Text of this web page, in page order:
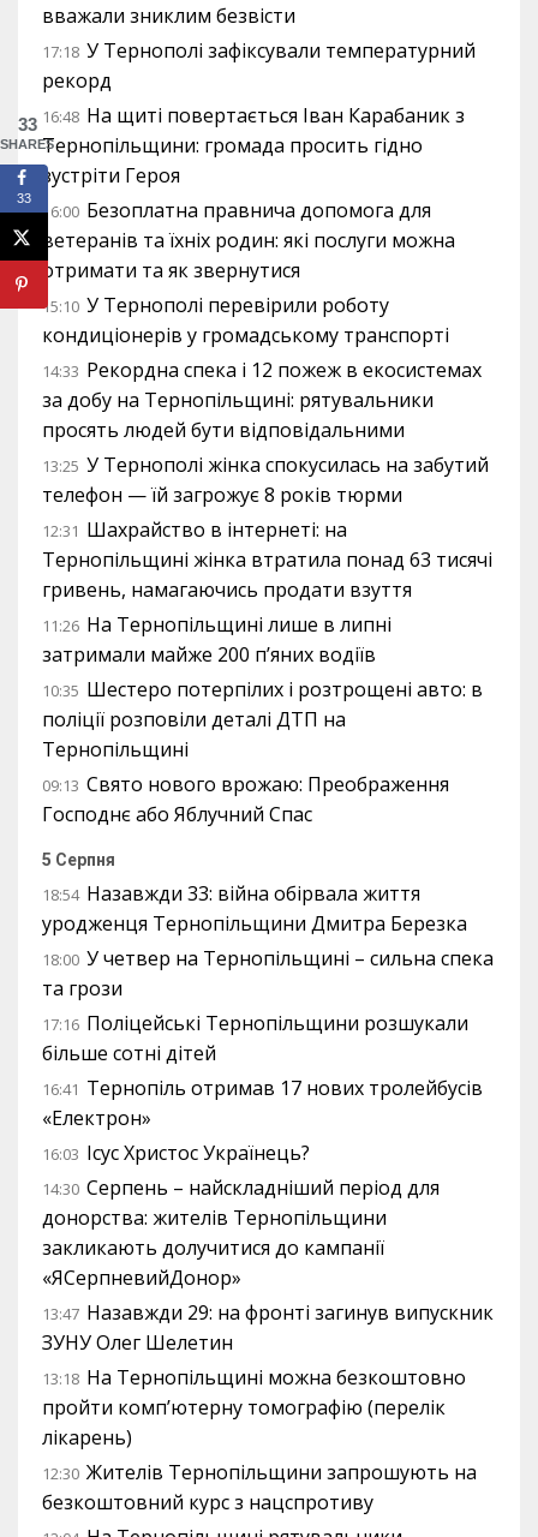
вважали зниклим безвісти
17:18 У Тернополі зафіксували температурний
рекорд
16:48 На щиті повертається Іван Карабаник з
Тернопільщини: громада просить гідно
зустріти Героя
16:00 Безоплатна правнича допомога для
ветеранів та їхніх родин: які послуги можна
отримати та як звернутися
15:10 У Тернополі перевірили роботу
кондиціонерів у громадському транспорті
14:33 Рекордна спека і 12 пожеж в екосистемах
за добу на Тернопільщині: рятувальники
просять людей бути відповідальними
13:25 У Тернополі жінка спокусилась на забутий
телефон — їй загрожує 8 років тюрми
12:31 Шахрайство в інтернеті: на
Тернопільщині жінка втратила понад 63 тисячі
гривень, намагаючись продати взуття
11:26 На Тернопільщині лише в липні
затримали майже 200 п’яних водіїв
10:35 Шестеро потерпілих і розтрощені авто: в
поліції розповіли деталі ДТП на
Тернопільщині
09:13 Свято нового врожаю: Преображення
Господнє або Яблучний Спас
5 Серпня
18:54 Назавжди 33: війна обірвала життя
уродженця Тернопільщини Дмитра Березка
18:00 У четвер на Тернопільщині – сильна спека
та грози
17:16 Поліцейські Тернопільщини розшукали
більше сотні дітей
16:41 Тернопіль отримав 17 нових тролейбусів
«Електрон»
16:03 Ісус Христос Українець?
14:30 Серпень – найскладніший період для
донорства: жителів Тернопільщини
закликають долучитися до кампанії
«ЯСерпневийДонор»
13:47 Назавжди 29: на фронті загинув випускник
ЗУНУ Олег Шелетин
13:18 На Тернопільщині можна безкоштовно
пройти комп’ютерну томографію (перелік
лікарень)
12:30 Жителів Тернопільщини запрошують на
безкоштовний курс з нацспротиву
33
SHARES
33